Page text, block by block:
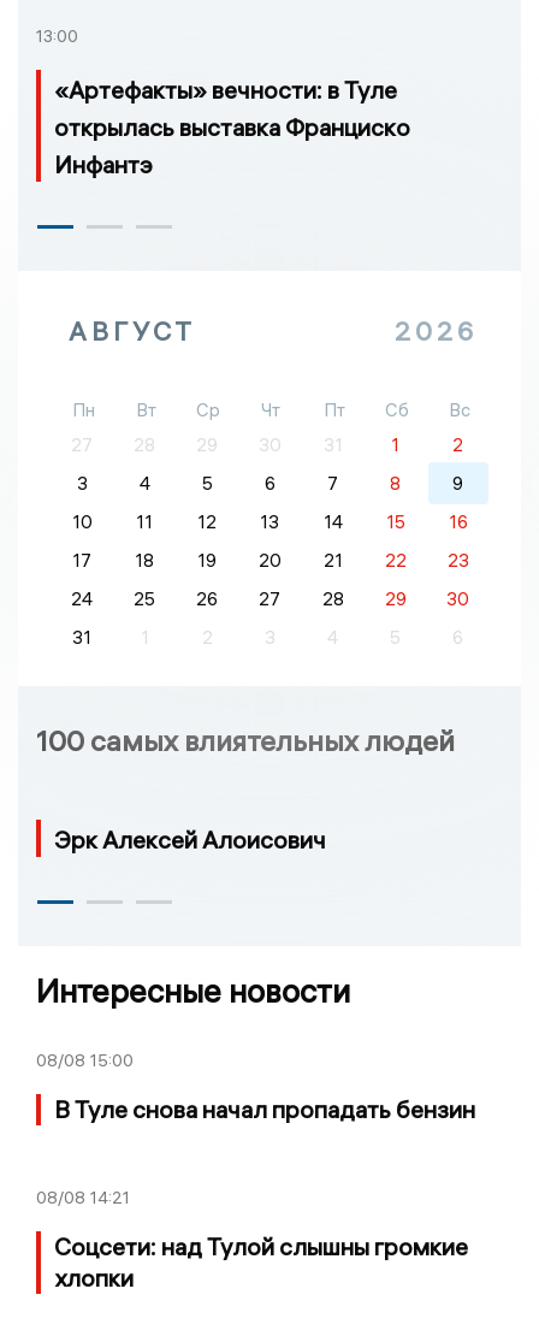
13:00
«Артефакты» вечности: в Туле
открылась выставка Франциско
Инфантэ
АВГУСТ 2026
Пн Вт Ср Чт Пт Сб
Вс
27
28 29 30 31 1
2
3
4 5 6 7 8
9
10
11 12 13 14 15
16
17
18 19 20 21 22
23
24
25 26 27 28 29
30
31
1 2 3 4 5 6
100 самых влиятельных людей
Эрк Алексей Алоисович
Интересные новости
08/08 15:00
В Туле снова начал пропадать бензин
08/08 14:21
Соцсети: над Тулой слышны громкие
хлопки